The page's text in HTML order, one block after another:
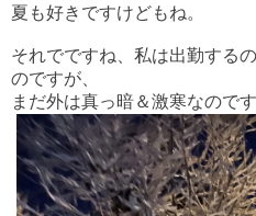
夏も好きですけどもね。
それでですね、私は出勤する
のですが、
まだ外は真っ暗＆激寒なのです